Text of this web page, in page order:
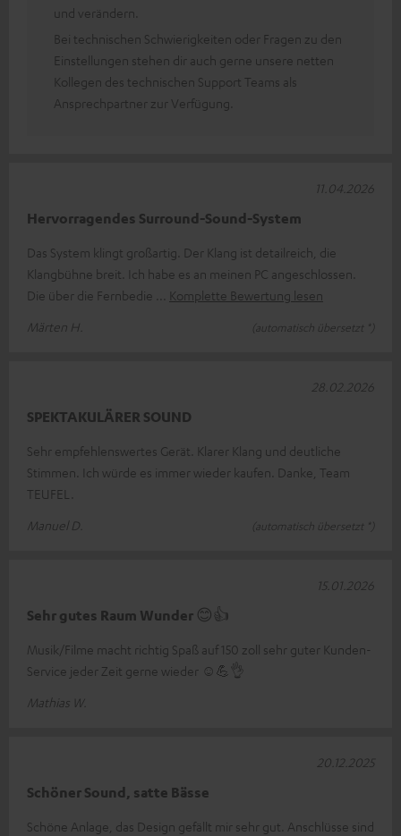
und verändern.
Bei technischen Schwierigkeiten oder Fragen zu den
Einstellungen stehen dir auch gerne unsere netten
Kollegen des technischen Support Teams als
Ansprechpartner zur Verfügung.
Hervorragendes Surround-Sound-System
Das System klingt großartig. Der Klang ist detailreich, die
Klangbühne breit. Ich habe es an meinen PC angeschlossen.
Die über die Fernbedie
Komplette Bewertung lesen
Märten H.
(automatisch übersetzt *)
11.04.2026
SPEKTAKULÄRER SOUND
Sehr empfehlenswertes Gerät. Klarer Klang und deutliche
Stimmen. Ich würde es immer wieder kaufen. Danke, Team
TEUFEL.
Manuel D.
(automatisch übersetzt *)
28.02.2026
Sehr gutes Raum Wunder 😊👍
Musik/Filme macht richtig Spaß auf 150 zoll sehr guter Kunden-
Service jeder Zeit gerne wieder ☺️💪👌
Mathias W.
15.01.2026
Schöner Sound, satte Bässe
Schöne Anlage, das Design gefällt mir sehr gut. Anschlüsse sind
20.12.2025